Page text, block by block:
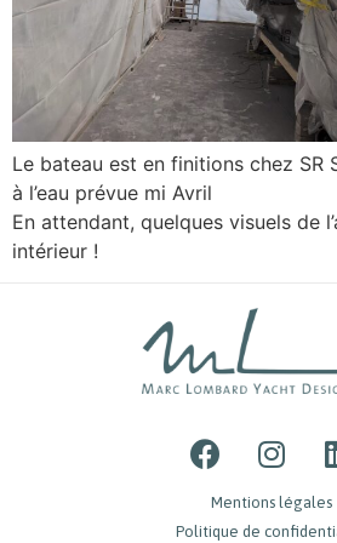
Le bateau est en finitions chez SR
à l’eau prévue mi Avril
En attendant, quelques visuels de
intérieur !
Mentions légales
Politique de